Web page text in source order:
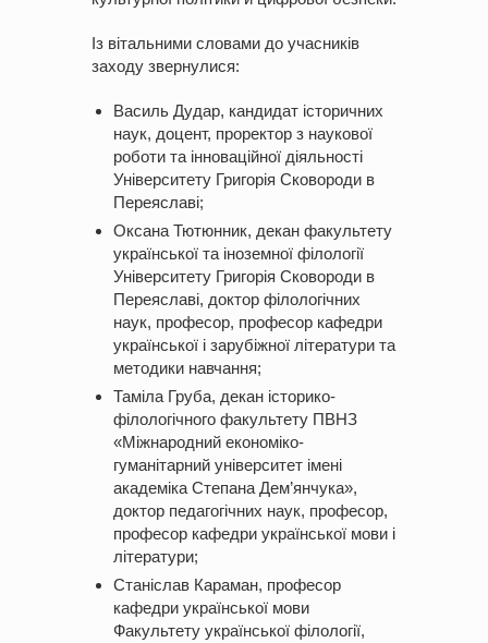
Із вітальними словами до учасників
заходу звернулися:
Василь Дудар, кандидат історичних
наук, доцент, проректор з наукової
роботи та інноваційної діяльності
Університету Григорія Сковороди в
Переяславі;
Оксана Тютюнник, декан факультету
української та іноземної філології
Університету Григорія Сковороди в
Переяславі, доктор філологічних
наук, професор, професор кафедри
української і зарубіжної літератури та
методики навчання;
Таміла Груба, декан історико-
філологічного факультету ПВНЗ
«Міжнародний економіко-
гуманітарний університет імені
академіка Степана Дем’янчука»,
доктор педагогічних наук, професор,
професор кафедри української мови і
літератури;
Станіслав Караман, професор
кафедри української мови
Факультету української філології,